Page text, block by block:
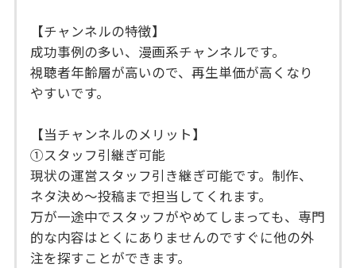
【チャンネルの特徴】
成功事例の多い、漫画系チャンネルです。
視聴者年齢層が高いので、再生単価が高くなり
やすいです。
【当チャンネルのメリット】
①スタッフ引継ぎ可能
現状の運営スタッフ引き継ぎ可能です。制作、
ネタ決め〜投稿まで担当してくれます。
万が一途中でスタッフがやめてしまっても、専門
的な内容はとくにありませんのですぐに他の外
注を探すことができます。